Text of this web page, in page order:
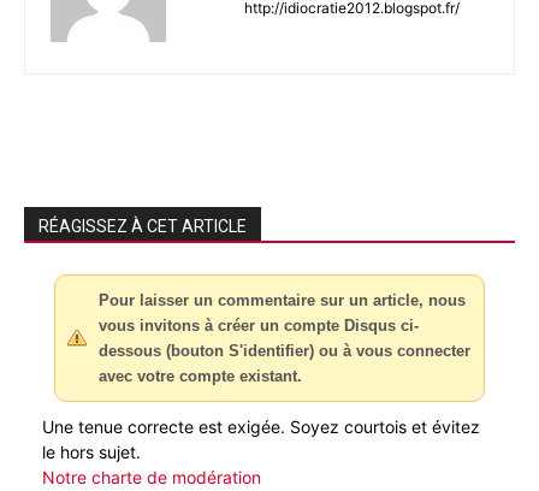
http://idiocratie2012.blogspot.fr/
RÉAGISSEZ À CET ARTICLE
Pour laisser un commentaire sur un article, nous
vous invitons à créer un compte Disqus ci-
dessous (bouton S'identifier) ou à vous connecter
avec votre compte existant.
Une tenue correcte est exigée. Soyez courtois et évitez
le hors sujet.
Notre charte de modération